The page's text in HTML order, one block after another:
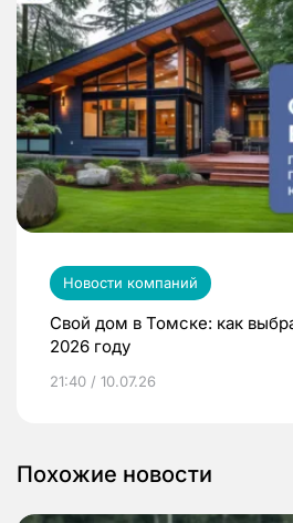
Новости компаний
Свой дом в Томске: как
2026 году
21:40 / 10.07.26
Похожие новости